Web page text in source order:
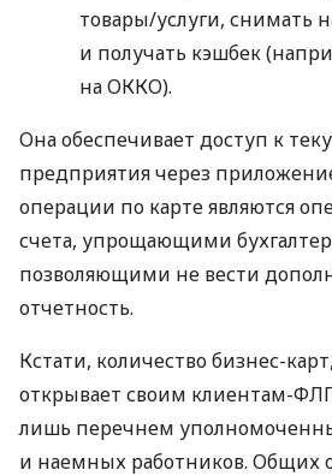
товары/услуги, снимать
и получать кэшбек
на ОККО).
Она обеспечивает доступ к
предприятия через
операции по карте являются
счета, упрощающими
позволяющими не вести
отчетность.
Кстати, количество бизнес-
открывает своим клиентам-
лишь перечнем
и наемных работников. Общих